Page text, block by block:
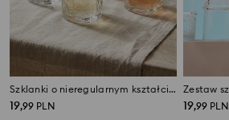
Szklanki o nieregularnym kształcie 4 pack
19,99 PLN 19,99 PLN